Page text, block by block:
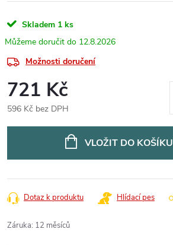
Skladem 1 ks
12.8.2026
Možnosti doručení
721 Kč
596 Kč bez DPH
VLOŽIT DO KOŠÍKU
Dotaz k produktu Hlídací pes
Záruka: 12 měsíců